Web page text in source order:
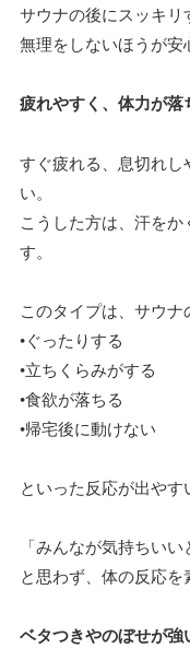
サウナの後にスッキリ
無理をしないほうが安
疲れやすく、体力が
すぐ疲れる、息切れ
い。
こうした方は、汗を
す。
このタイプは、サウナ
•ぐったりする
•立ちくらみがする
•食欲が落ちる
•帰宅後に動けない
といった反応が出やす
「みんなが気持ちい
と思わず、体の反応を
ベタつきやのぼせが強